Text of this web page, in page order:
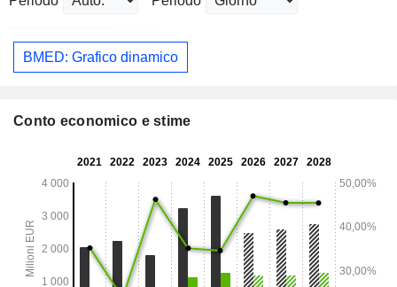
BMED: Grafico dinamico
Conto economico e stime